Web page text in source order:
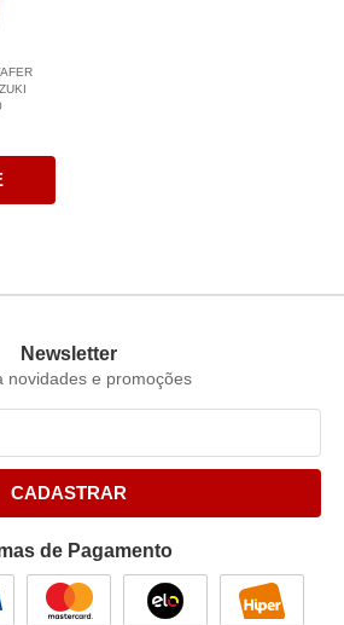
Newsletter
novidades e promoções
CADASTRAR
de Pagamento